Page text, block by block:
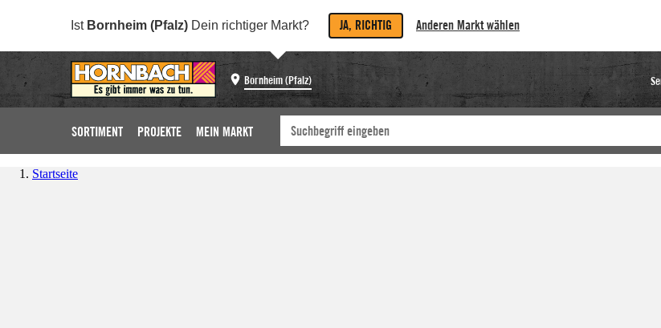
Ist Bornheim (Pfalz) Dein richtiger Markt? JA, RICHTIG Anderen Markt wählen
Bornheim (Pfalz)
SORTIMENT PROJEKTE MEIN MARKT
Startseite